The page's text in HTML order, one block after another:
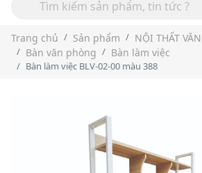
Trang chủ Sản phẩm
NỘI THẤT
Bàn văn phòng
Bàn làm việc
Bàn làm việc BLV-02-00 màu 388